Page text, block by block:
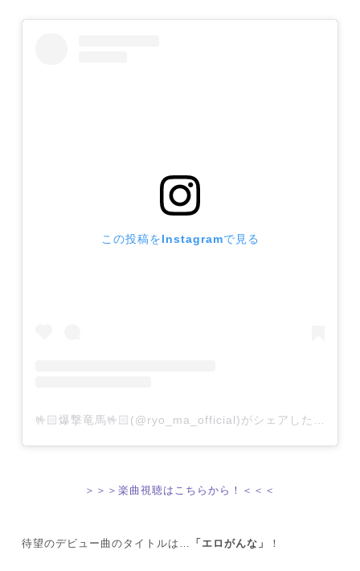
この投稿をInstagramで見る
＞＞＞楽曲視聴はこちらから！＜＜＜
待望のデビュー曲のタイトルは… 「エロがんな」 ！